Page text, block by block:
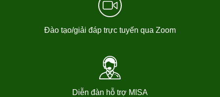
Đào tạo/giải đáp trực tuyến qua Zoom
Diễn đàn hỗ trợ MISA